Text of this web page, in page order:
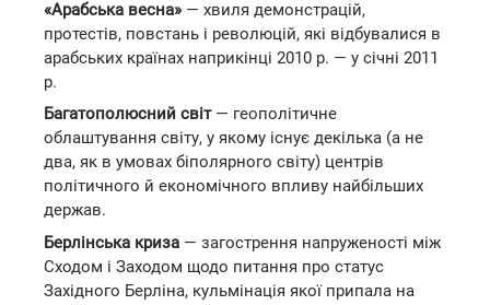
«Арабська весна» — хвиля демонстрацій,
протестів, повстань і революцій, які відбувалися в
арабських країнах наприкінці 2010 р. — у січні 2011
р.
Багатополюсний світ— геополітичне
облаштування світу, у якому існує декілька (а не
два, як в умовах біполярного світу) центрів
політичного й економічного впливу найбільших
держав.
Берлінська криза — загострення напруженості між
Сходом і Заходом щодо питання про статус
Західного Берліна, кульмінація якої припала на